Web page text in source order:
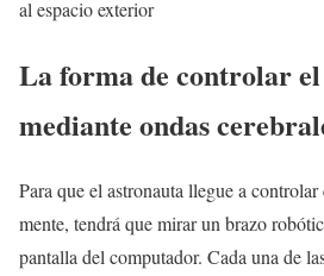
al espacio exterior
La forma de controlar
mediante ondas
Para que el astronauta llegue a
mente, tendrá que mirar un brazo
pantalla del computador. Cada una de